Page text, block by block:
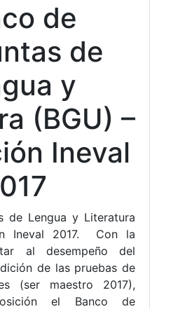
de
de
y
(BGU) –
Ineval
de Lengua y Literatura
Ineval 2017. Con la
al desempeño del
de las pruebas de
(ser maestro 2017),
el Banco de